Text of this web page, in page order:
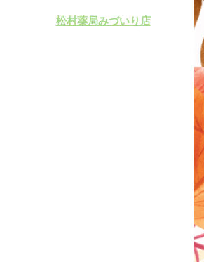
松村薬局みづいり店